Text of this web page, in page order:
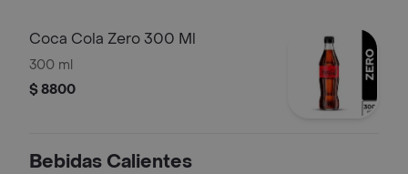
Coca Cola Zero 300 Ml
300 ml
$ 8800
Bebidas Calientes